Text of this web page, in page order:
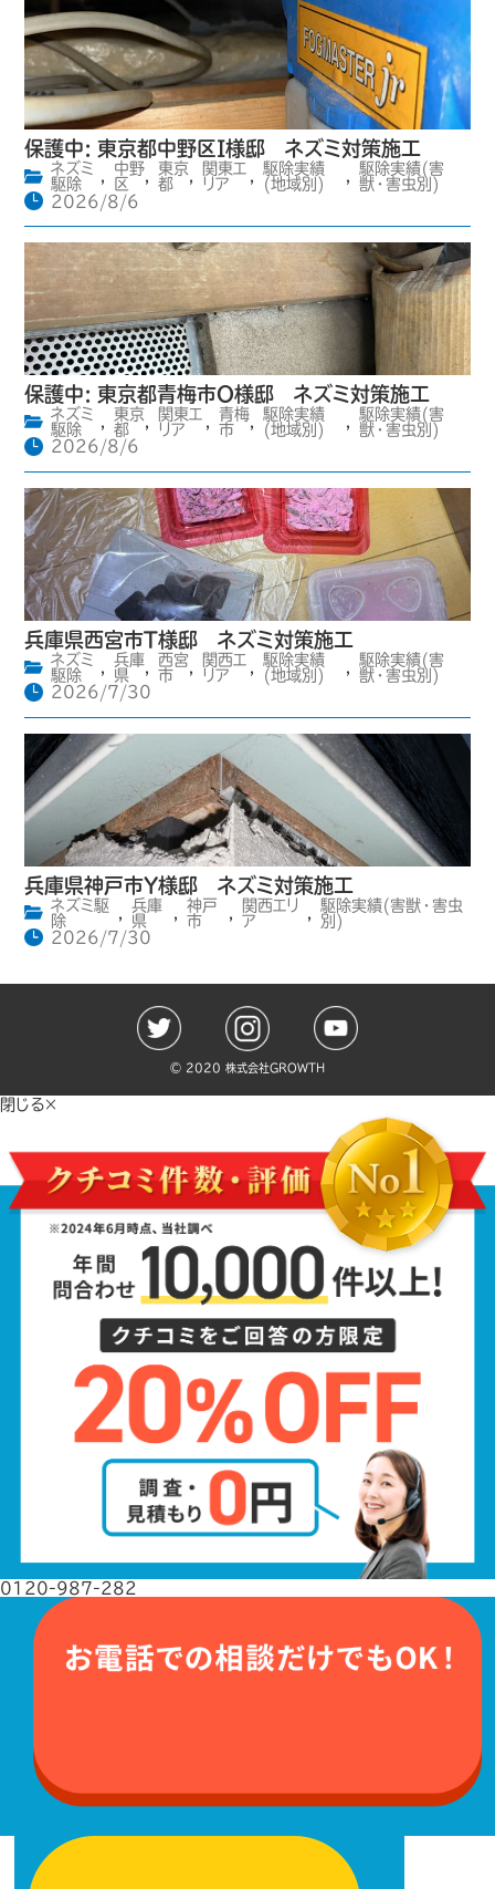
保護中: 東京都中野区I様邸 ネズミ対策施工
ネズミ
駆除
,
中野
区
,
東京
都
,
関東エ
リア
,
駆除実績
(地域別)
,
駆除実績(害
獣・害虫別)
2026/8/6
保護中: 東京都青梅市O様邸 ネズミ対策施工
ネズミ
駆除
,
東京
都
,
関東エ
リア
,
青梅
市
,
駆除実績
(地域別)
,
駆除実績(害
獣・害虫別)
2026/8/6
兵庫県西宮市T様邸 ネズミ対策施工
ネズミ
駆除
,
兵庫
県
,
西宮
市
,
関西エ
リア
,
駆除実績
(地域別)
,
駆除実績(害
獣・害虫別)
2026/7/30
兵庫県神戸市Y様邸 ネズミ対策施工
ネズミ駆
除
兵庫
県
神戸
市
関西エリ
ア
駆除実績(害獣・害虫
別)
2026/7/30
©️ 2020 株式会社GROWTH
閉じる×
0120-987-282